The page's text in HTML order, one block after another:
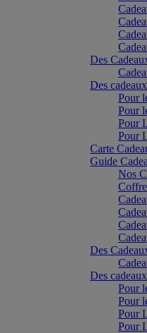
Des
Des
Pour
Pour
Pour
Pour
Carte
Guide
Nos
Des
Des
Pour
Pour
Pour
Pour